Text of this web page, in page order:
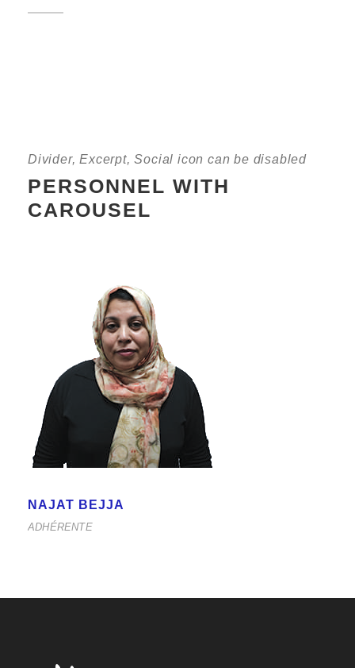
Divider, Excerpt, Social icon can be disabled
PERSONNEL WITH
CAROUSEL
NAJAT BEJJA
ADHÉRENTE